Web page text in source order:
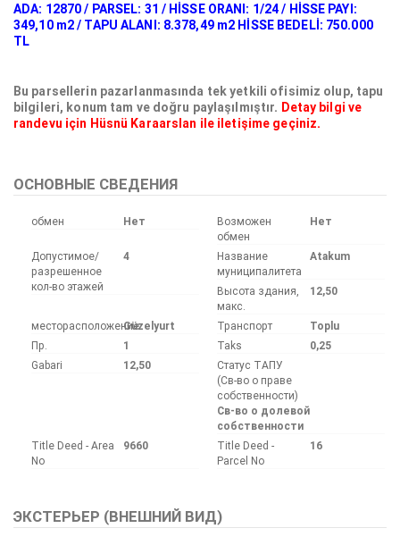
ADA: 12870 / PARSEL: 31 / HİSSE ORANI: 1/24 / HİSSE PAYI:
349,10 m2 / TAPU ALANI: 8.378,49 m2 HİSSE BEDELİ: 750.000
TL
Bu parsellerin pazarlanmasında tek yetkili ofisimiz olup, tapu
bilgileri, konum tam ve doğru paylaşılmıştır. Detay bilgi ve
randevu için Hüsnü Karaarslan ile iletişime geçiniz.
ОСНОВНЫЕ СВЕДЕНИЯ
обмен Нет
Возможен
обмен
Нет
Допустимое/
разрешенное
кол-во этажей
4
Название
муниципалитета
Atakum
Высота здания,
макс.
12,50
месторасположениеGüzelyurt Транспорт
Toplu
Пр.
1 Taks
0,25
Gabari
12,50
Статус ТАПУ
(Св-во о праве
собственности)
Св-во о долевой
собственности
Title Deed - Area
No
9660
Title Deed -
Parcel No
16
ЭКСТЕРЬЕР (ВНЕШНИЙ ВИД)